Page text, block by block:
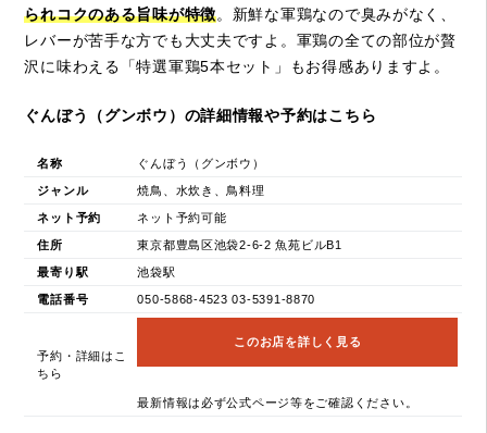
られコクのある旨味が特徴。新鮮な軍鶏なので臭みがなく、
レバーが苦手な方でも大丈夫ですよ。軍鶏の全ての部位が贅
沢に味わえる「特選軍鶏5本セット」もお得感ありますよ。
ぐんぼう（グンボウ）の詳細情報や予約はこちら
名称 ぐんぼう（グンボウ）
ジャンル 焼鳥、水炊き、鳥料理
ネット予約 ネット予約可能
住所 東京都豊島区池袋2-6-2 魚苑ビルB1
最寄り駅 池袋駅
電話番号 050-5868-4523 03-5391-8870
予約・詳細はこ
ちら
このお店を詳しく見る
最新情報は必ず公式ページ等をご確認ください。